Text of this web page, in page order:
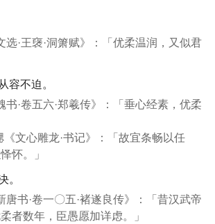
选·王襃·洞箫赋》：「优柔温润，又似君
容不迫。
书·卷五六·郑羲传》：「垂心经素，优柔
《文心雕龙·书记》：「故宜条畅以任
怀。」
。
唐书·卷一〇五·褚遂良传》：「昔汉武帝
者数年，臣愚愿加详虑。」